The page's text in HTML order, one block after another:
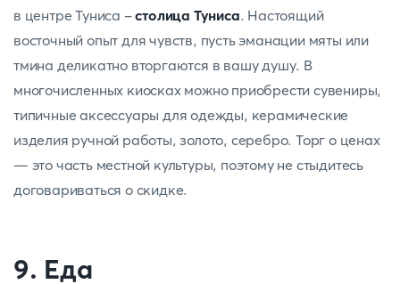
в центре Туниса -столица Туниса. Настоящий
восточный опыт для чувств, пусть эманации мяты или
тмина деликатно вторгаются в вашу душу. В
многочисленных киосках можно приобрести сувениры,
типичные аксессуары для одежды, керамические
изделия ручной работы, золото, серебро. Торг о ценах
— это часть местной культуры, поэтому не стыдитесь
договариваться о скидке.
9. Еда